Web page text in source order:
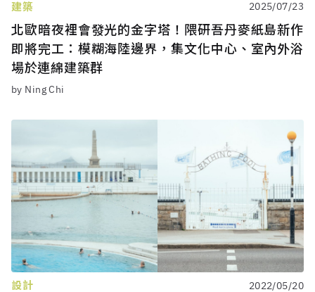
建築 2025/07/23
北歐暗夜裡會發光的金字塔！隈研吾丹麥紙島新作
即將完工：模糊海陸邊界，集文化中心、室內外浴
場於連綿建築群
by Ning Chi
設計 2022/05/20